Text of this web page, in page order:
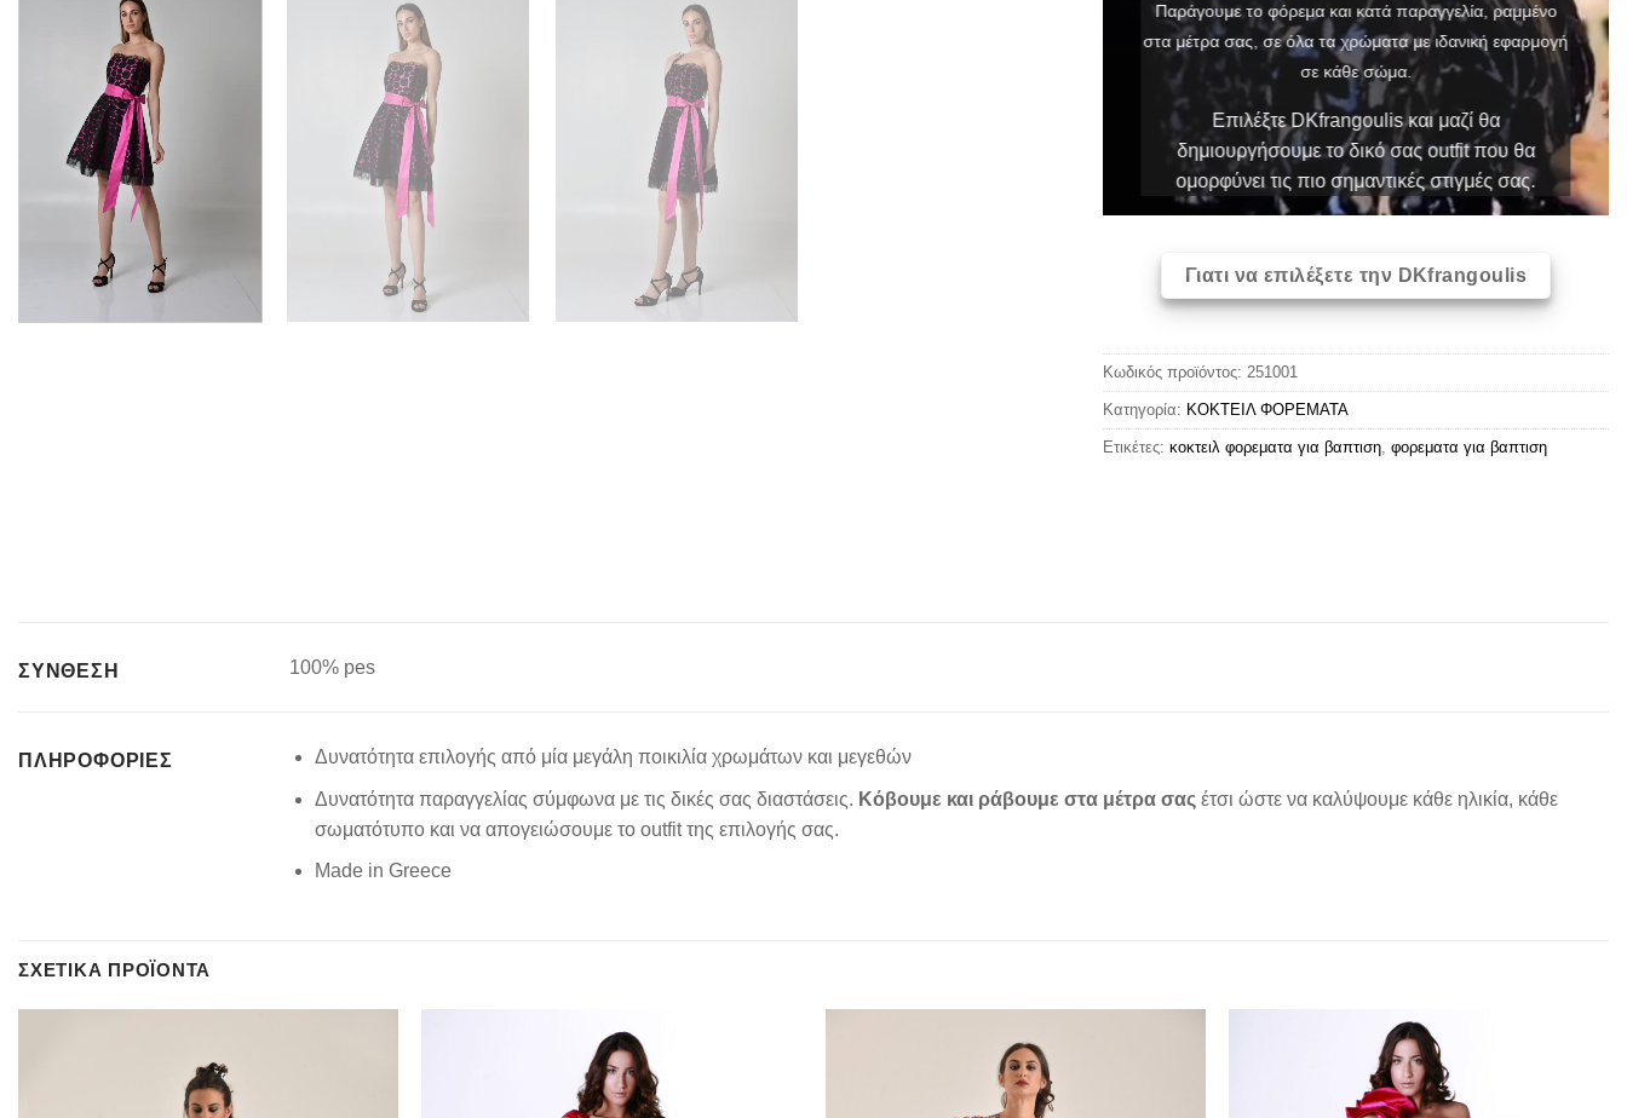
Παράγουμε το φόρεμα και κατά παραγγελία, ραμμένο
στα μέτρα σας, σε όλα τα χρώματα με ιδανική εφαρμογή
σε κάθε σώμα.
Επιλέξτε DKfrangoulis και μαζί θα
δημιουργήσουμε το δικό σας outfit που θα
ομορφύνει τις πιο σημαντικές στιγμές σας.
Γιατι να επιλέξετε την DKfrangoulis
Κωδικός προϊόντος: 251001
Κατηγορία: ΚΟΚΤΕΙΛ ΦΟΡΕΜΑΤΑ
Ετικέτες: κοκτειλ φορεματα για βαπτιση, φορεματα για βαπτιση
ΣΥΝΘΕΣΗ 100% pes
ΠΛΗΡΟΦΟΡΊΕΣ Δυνατότητα επιλογής από μία μεγάλη ποικιλία χρωμάτων και μεγεθών
Δυνατότητα παραγγελίας σύμφωνα με τις δικές σας διαστάσεις. Κόβουμε και ράβουμε στα μέτρα σας έτσι ώστε να καλύψουμε κάθε ηλικία, κάθε
σωματότυπο και να απογειώσουμε το outfit της επιλογής σας.
Made in Greece
ΣΧΕΤΙΚΆ ΠΡΟΪΌΝΤΑ